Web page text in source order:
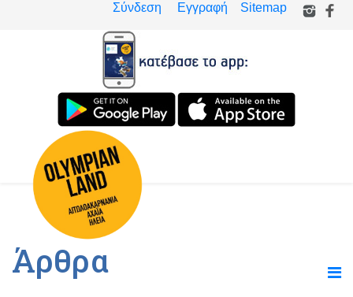
Σύνδεση Εγγραφή Sitemap
Άρθρα